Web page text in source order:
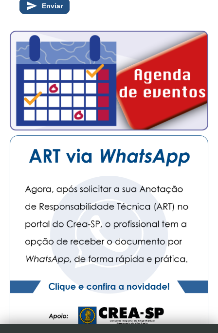
Enviar